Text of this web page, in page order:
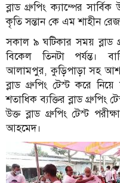
ব্লাড গ্রুপিং ক্যাম্পের
কৃতি সন্তান কে এম শাহীন
সকাল ৯ ঘটিকার সময় ব্লাড
বিকেল তিনটা পর্যন্ত।
আলামপুর, কুড়িপাড়া সহ
ব্লাড গ্রুপিং টেস্ট করে
শতাধিক ব্যক্তির ব্লাড গ্রুপিং
উক্ত ব্লাড গ্রুপিং টেস্ট
আহমেদ।